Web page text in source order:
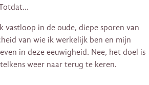
in de oude, diepe sporen van
van wie ik werkelijk ben en mijn
in deze eeuwigheid. Nee, het doel is
weer naar terug te keren.